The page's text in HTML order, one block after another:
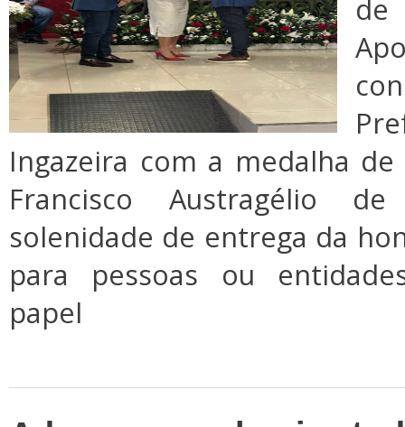
Ingazeira com a medalha
Francisco Austragélio
solenidade de entrega da
para pessoas ou
papel